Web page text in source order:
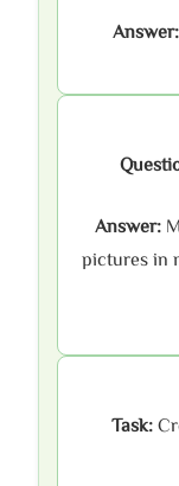
Answer:
Answer:
pictures in
Task: